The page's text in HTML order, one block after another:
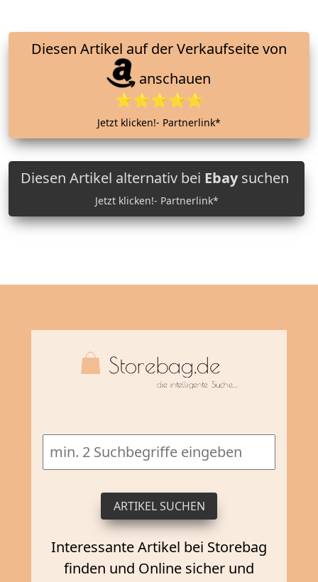
anschauen
⭐⭐⭐⭐⭐
Jetzt klicken!- Partnerlink*
Diesen Artikel alternativ bei Ebaysuchen
Jetzt klicken!- Partnerlink*
Interessante Artikel bei Storebag
finden und Online sicher und